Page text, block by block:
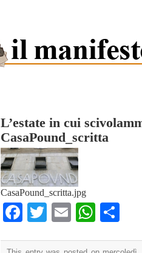
L’estate in cui
CasaPound_scritta
CasaPound_scritta.jpg
Facebook
TwitterEmail